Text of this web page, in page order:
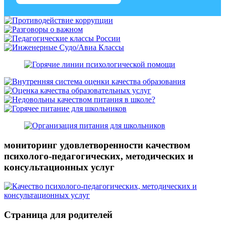
мониторинг удовлетворенности качеством
психолого-педагогических, методических и
консультационных услуг
Страница для родителей